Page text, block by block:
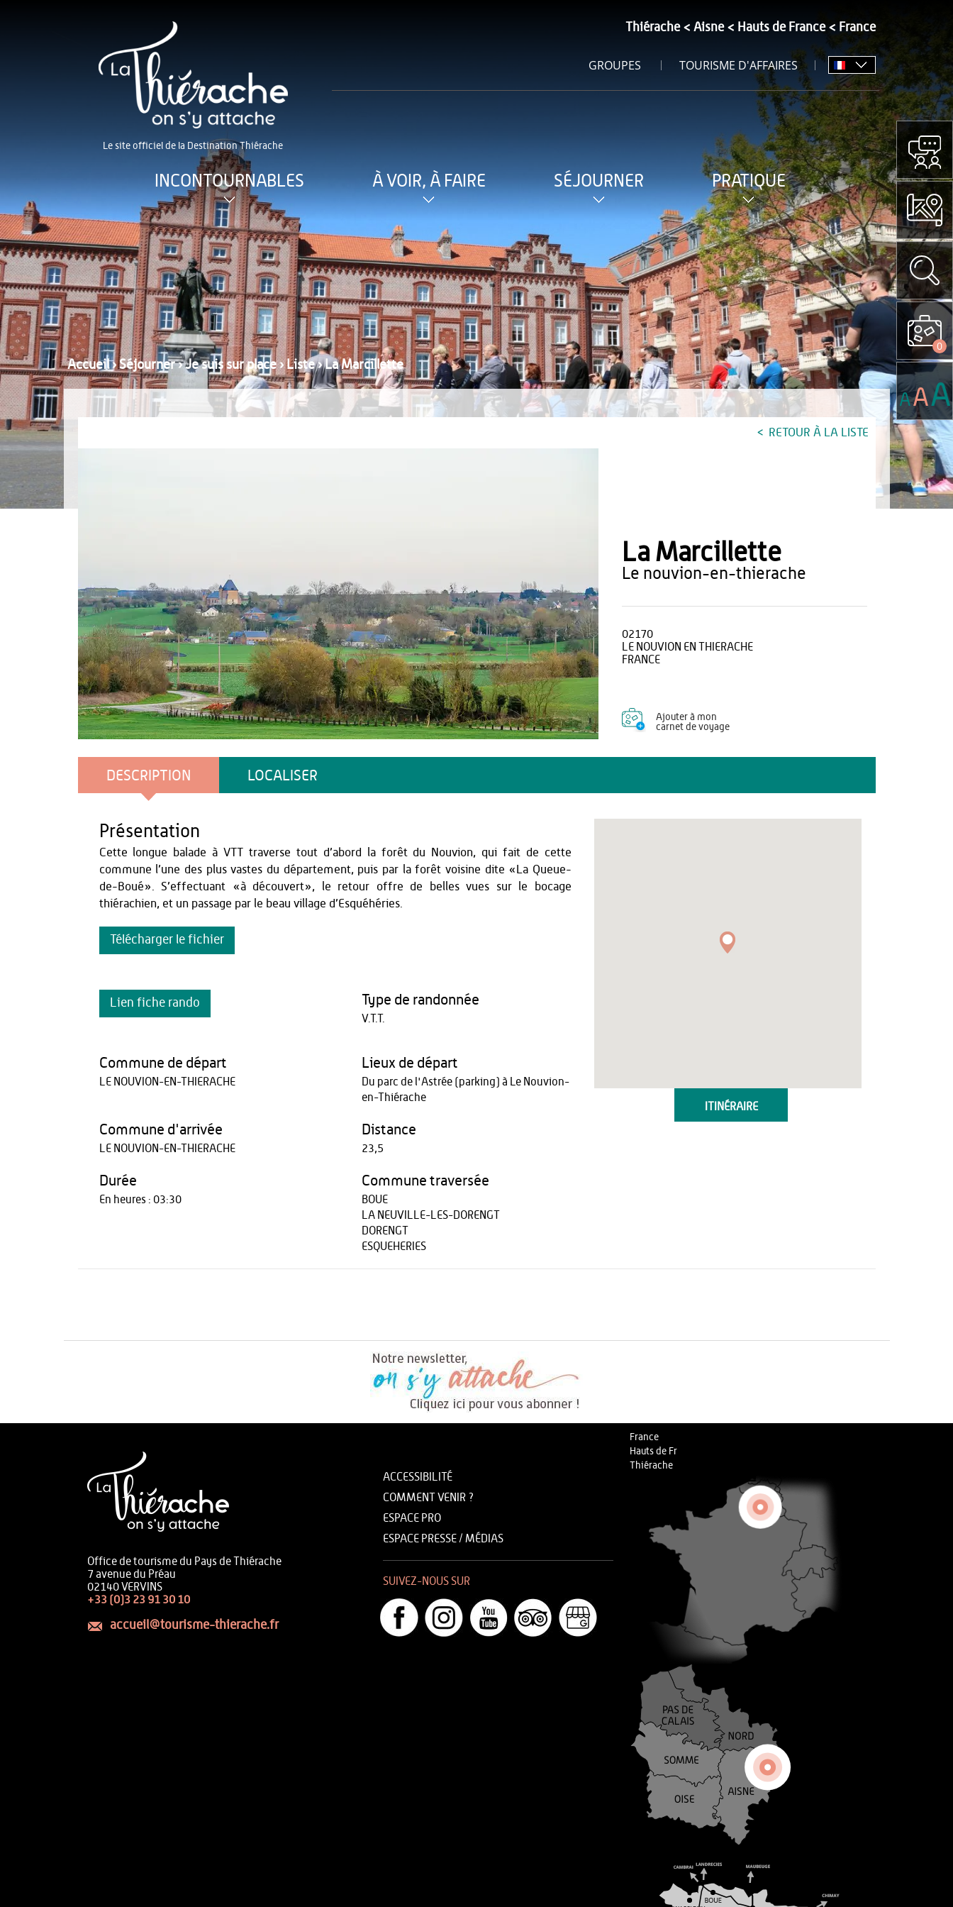
Le site officiel de la Destination Thiérache
Thiérache Aisne Hauts de France France
GROUPES TOURISME D'AFFAIRES
INCONTOURNABLES À VOIR, À FAIRE SÉJOURNER PRATIQUE
Accueil›Séjourner›Je suis sur place›Liste›La Marcillette
RETOUR À LA LISTE
La Marcillette
le nouvion-en-thierache
02170
LE NOUVION EN THIERACHE
FRANCE
Ajouter à mon
carnet de voyage
DESCRIPTION LOCALISER
ITINÉRAIRE
Présentation
Cette longue balade à VTT traverse tout d’abord la forêt du Nouvion, qui fait de cette
commune l’une des plus vastes du département, puis par la forêt voisine dite «La Queue-
de-Boué». S’effectuant «à découvert», le retour offre de belles vues sur le bocage
thiérachien, et un passage par le beau village d’Esquéhéries.
Télécharger le fichier
Lien fiche rando Type de randonnée
V.T.T.
Commune de départ
LE NOUVION-EN-THIERACHE
Lieux de départ
Du parc de l'Astrée (parking) à Le Nouvion-
en-Thiérache
Commune d'arrivée
LE NOUVION-EN-THIERACHE
Distance
23,5
Durée
En heures : 03:30
Commune traversée
BOUE
LA NEUVILLE-LES-DORENGT
DORENGT
ESQUEHERIES
Office de tourisme du Pays de Thiérache
7 avenue du Préau
02140 VERVINS
+33 (0)3 23 91 30 10
accueil@tourisme-thierache.fr
ACCESSIBILITÉ
COMMENT VENIR ?
ESPACE PRO
ESPACE PRESSE / MÉDIAS
SUIVEZ-NOUS SUR
France
Hauts de Fr
Thiérache
0
AAA